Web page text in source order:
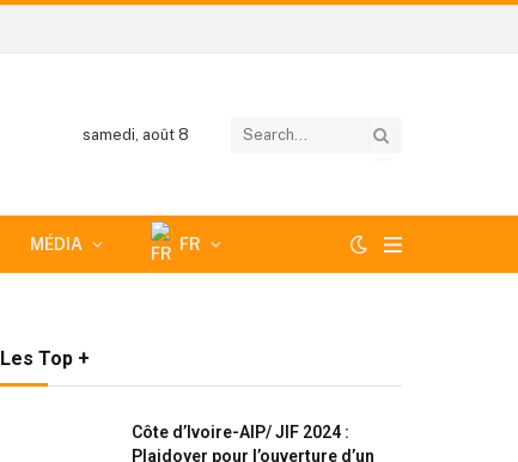
samedi, août 8
MÉDIA FR
Les Top +
Côte d’Ivoire-AIP/ JIF 2024 :
Plaidoyer pour l’ouverture d’un